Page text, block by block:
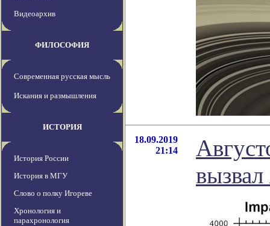
Видеоархив
ФИЛОСОФИЯ
Современная русская мысль
Искания и размышления
ИСТОРИЯ
История России
История в МГУ
Слово о полку Игореве
Хронология и
парахронология
18.09.2019
21:14